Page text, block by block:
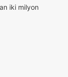
iki milyon